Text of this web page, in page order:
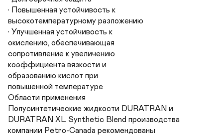
• Повышенная устойчивость к
высокотемпературному разложению
• Улучшенная устойчивость к
окислению, обеспечивающая
сопротивление к увеличению
коэффициента вязкости и
образованию кислот при
повышенной температуре
Области применения
Полусинтетические жидкости DURATRAN и
DURATRAN XL Synthetic Blend производства
компании Petro-Canada рекомендованы